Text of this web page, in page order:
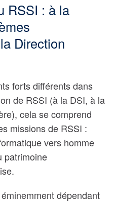
RSSI : à la
Direction
forts différents dans
de RSSI (à la DSI, à la
cela se comprend
missions de RSSI :
vers homme
patrimoine
dépendant